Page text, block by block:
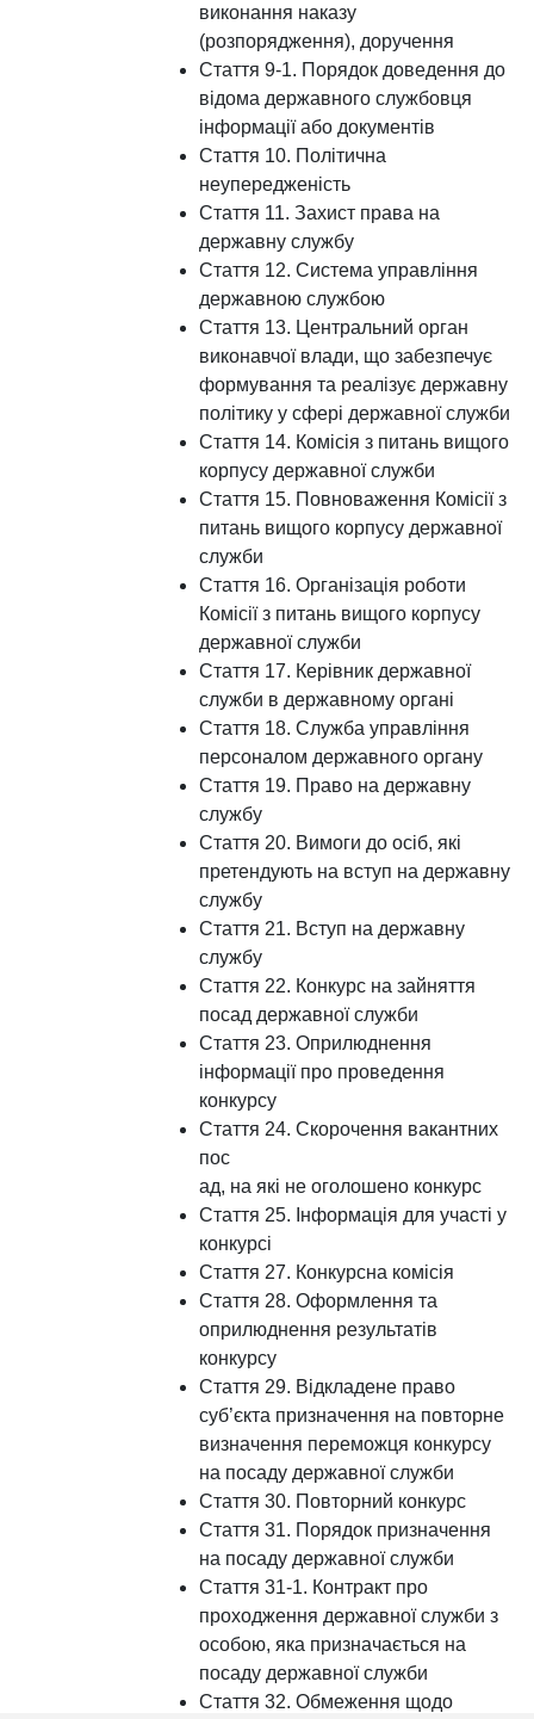
виконання наказу
(розпорядження), доручення
Стаття 9-1. Порядок доведення до
відома державного службовця
інформації або документів
Стаття 10. Політична
неупередженість
Стаття 11. Захист права на
державну службу
Стаття 12. Система управління
державною службою
Стаття 13. Центральний орган
виконавчої влади, що забезпечує
формування та реалізує державну
політику у сфері державної служби
Стаття 14. Комісія з питань вищого
корпусу державної служби
Стаття 15. Повноваження Комісії з
питань вищого корпусу державної
служби
Стаття 16. Організація роботи
Комісії з питань вищого корпусу
державної служби
Стаття 17. Керівник державної
служби в державному органі
Стаття 18. Служба управління
персоналом державного органу
Стаття 19. Право на державну
службу
Стаття 20. Вимоги до осіб, які
претендують на вступ на державну
службу
Стаття 21. Вступ на державну
службу
Стаття 22. Конкурс на зайняття
посад державної служби
Стаття 23. Оприлюднення
інформації про проведення
конкурсу
Стаття 24. Скорочення вакантних
пос
ад, на які не оголошено конкурс
Стаття 25. Інформація для участі у
конкурсі
Стаття 27. Конкурсна комісія
Стаття 28. Оформлення та
оприлюднення результатів
конкурсу
Стаття 29. Відкладене право
суб’єкта призначення на повторне
визначення переможця конкурсу
на посаду державної служби
Стаття 30. Повторний конкурс
Стаття 31. Порядок призначення
на посаду державної служби
Стаття 31-1. Контракт про
проходження державної служби з
особою, яка призначається на
посаду державної служби
Стаття 32. Обмеження щодо